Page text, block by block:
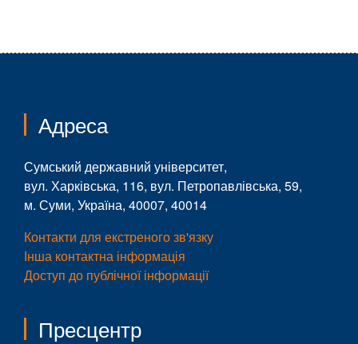
Адреса
Сумський державний університет,
вул. Харківська, 116, вул. Петропавлівська, 59,
м. Суми, Україна, 40007, 40014
Контакти для екстреного зв'язку
Інша контактна інформація
Доступ до публічної інформації
Пресцентр